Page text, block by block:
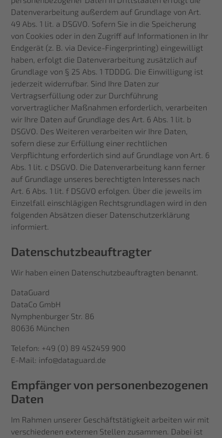
Datenverarbeitung außerdem auf Grundlage von Art.
49 Abs. 1 lit. a DSGVO. Sofern Sie in die Speicherung
von Cookies oder in den Zugriff auf Informationen in Ihr
Endgerät (z. B. via Device-Fingerprinting) eingewilligt
haben, erfolgt die Datenverarbeitung zusätzlich auf
Grundlage von § 25 Abs. 1 TDDDG. Die Einwilligung ist
jederzeit widerrufbar. Sind Ihre Daten zur
Vertragserfüllung oder zur Durchführung
vorvertraglicher Maßnahmen erforderlich, verarbeiten
wir Ihre Daten auf Grundlage des Art. 6 Abs. 1 lit. b
DSGVO. Des Weiteren verarbeiten wir Ihre Daten,
sofern diese zur Erfüllung einer rechtlichen
Verpflichtung erforderlich sind auf Grundlage von Art. 6
Abs. 1 lit. c DSGVO. Die Datenverarbeitung kann ferner
auf Grundlage unseres berechtigten Interesses nach
Art. 6 Abs. 1 lit. f DSGVO erfolgen. Über die jeweils im
Einzelfall einschlägigen Rechtsgrundlagen wird in den
folgenden Absätzen dieser Datenschutzerklärung
informiert.
Datenschutz­beauftragter
Wir haben einen Datenschutzbeauftragten benannt.
DataGuard
DataCo GmbH
Nymphenburger Str. 86
80636 München
Telefon: +49 (0) 89 452459 900
E-Mail: info@dataguard.de
Empfänger von personenbezogenen
Daten
Im Rahmen unserer Geschäftstätigkeit arbeiten wir mit
verschiedenen externen Stellen zusammen. Dabei ist